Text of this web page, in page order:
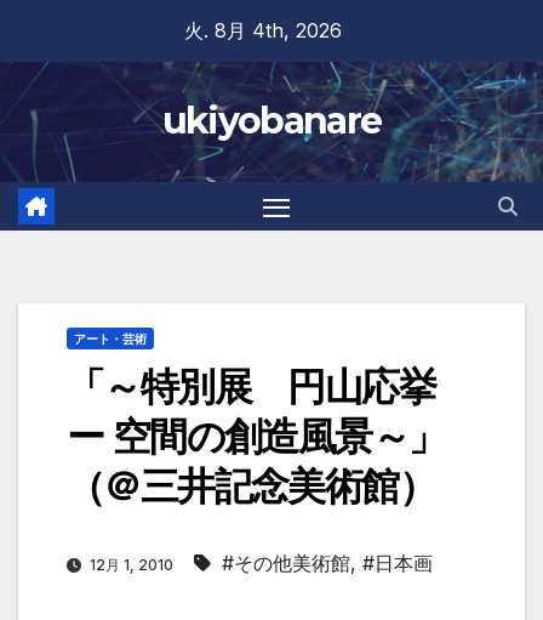
content
火. 8月 4th, 2026
ukiyobanare
アート・芸術
「～特別展 円山応挙
ー 空間の創造風景～」
（＠三井記念美術館）
12月 1, 2010 #その他美術館, #日本画